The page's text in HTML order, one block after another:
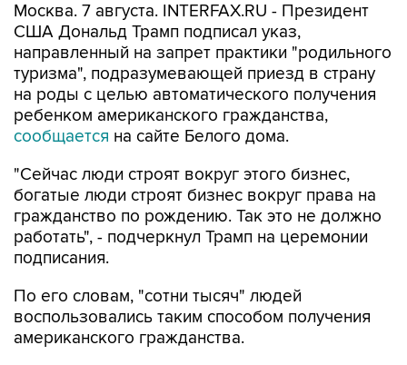
Москва. 7 августа. INTERFAX.RU - Президент
США Дональд Трамп подписал указ,
направленный на запрет практики "родильного
туризма", подразумевающей приезд в страну
на роды с целью автоматического получения
ребенком американского гражданства,
сообщается на сайте Белого дома.
"Сейчас люди строят вокруг этого бизнес,
богатые люди строят бизнес вокруг права на
гражданство по рождению. Так это не должно
работать", - подчеркнул Трамп на церемонии
подписания.
По его словам, "сотни тысяч" людей
воспользовались таким способом получения
американского гражданства.